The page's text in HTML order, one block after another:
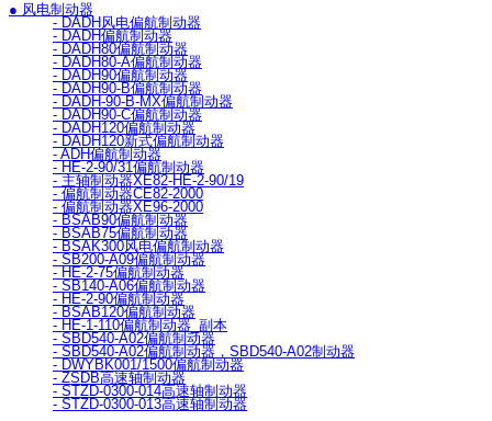
● 风电制动器
- DADH风电偏航制动器
- DADH偏航制动器
- DADH80偏航制动器
- DADH80-A偏航制动器
- DADH90偏航制动器
- DADH90-B偏航制动器
- DADH-90-B-MX偏航制动器
- DADH90-C偏航制动器
- DADH120偏航制动器
- DADH120新式偏航制动器
- ADH偏航制动器
- HE-2-90/31偏航制动器
- 主轴制动器XE82-HE-2-90/19
- 偏航制动器CE82-2000
- 偏航制动器XE96-2000
- BSAB90偏航制动器
- BSAB75偏航制动器
- BSAK300风电偏航制动器
- SB200-A09偏航制动器
- HE-2-75偏航制动器
- SB140-A06偏航制动器
- HE-2-90偏航制动器
- BSAB120偏航制动器
- HE-1-110偏航制动器_副本
- SBD540-A02偏航制动器
- SBD540-A02偏航制动器，SBD540-A02制动器
- DWYBK001/1500偏航制动器
- ZSDB高速轴制动器
- STZD-0300-014高速轴制动器
- STZD-0300-013高速轴制动器